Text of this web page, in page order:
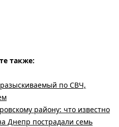
также:
по СВЧ,
району: что известно
Днепр пострадали семь